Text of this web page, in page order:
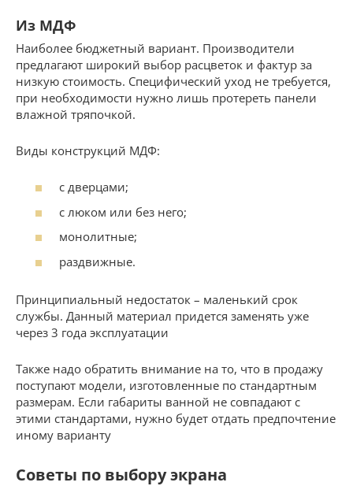
Из МДФ
Наиболее бюджетный вариант. Производители
предлагают широкий выбор расцветок и фактур за
низкую стоимость. Специфический уход не требуется,
при необходимости нужно лишь протереть панели
влажной тряпочкой.
Виды конструкций МДФ:
с дверцами;
с люком или без него;
монолитные;
раздвижные.
Принципиальный недостаток – маленький срок
службы. Данный материал придется заменять уже
через 3 года эксплуатации
Также надо обратить внимание на то, что в продажу
поступают модели, изготовленные по стандартным
размерам. Если габариты ванной не совпадают с
этими стандартами, нужно будет отдать предпочтение
иному варианту
Советы по выбору экрана